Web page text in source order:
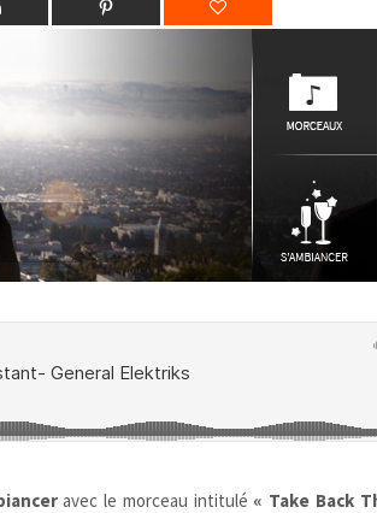
avec le morceau intitulé « Take Back